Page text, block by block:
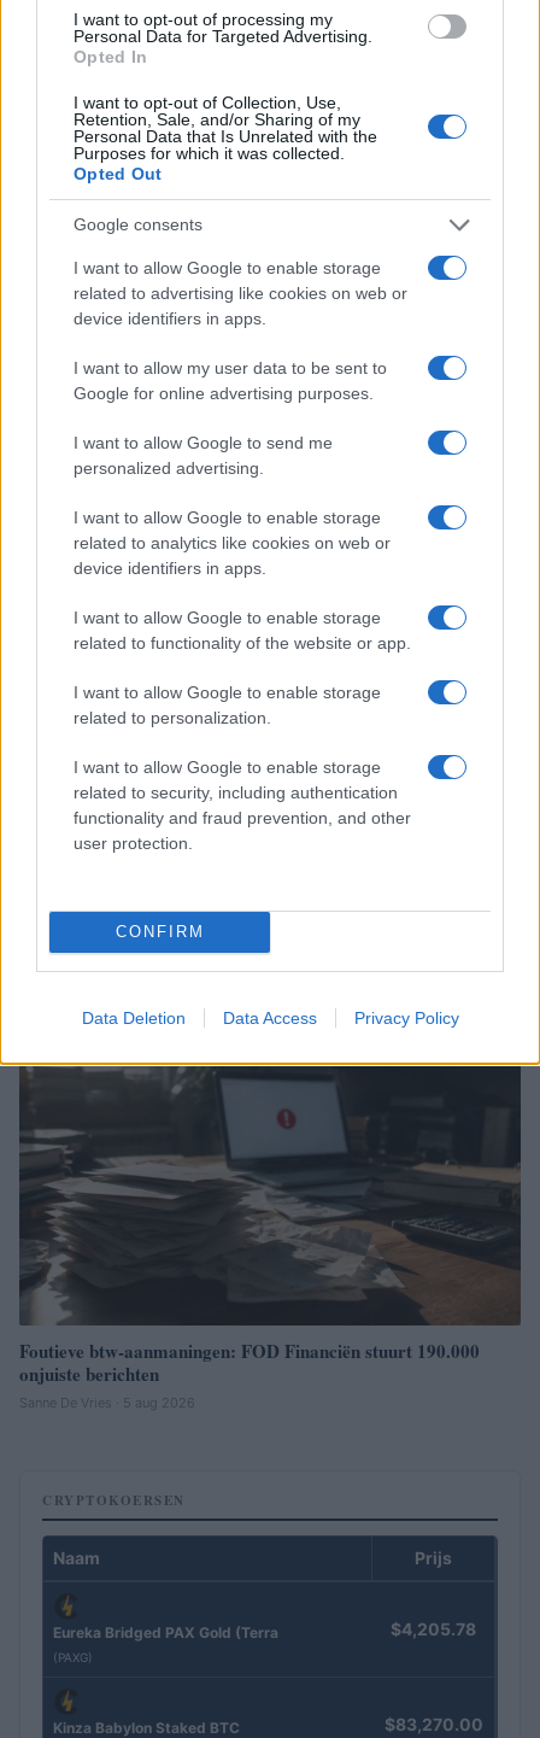
I want to opt-out of processing my
Personal Data for Targeted Advertising.
Opted In
I want to opt-out of Collection, Use,
Retention, Sale, and/or Sharing of my
Personal Data that Is Unrelated with the
Purposes for which it was collected.
Opted Out
Google consents
I want to allow Google to enable storage
related to advertising like cookies on web or
device identifiers in apps.
I want to allow my user data to be sent to
Google for online advertising purposes.
I want to allow Google to send me
personalized advertising.
I want to allow Google to enable storage
related to analytics like cookies on web or
device identifiers in apps.
I want to allow Google to enable storage
related to functionality of the website or app.
I want to allow Google to enable storage
related to personalization.
I want to allow Google to enable storage
related to security, including authentication
functionality and fraud prevention, and other
user protection.
CONFIRM
Data Deletion Data Access Privacy Policy
Verder lezen
FINANCIËN
Sanne De Vries · 9 aug 2026
FINANCIËN
GenZ financieel plan: 50/30/20-budget, noodfonds en
schuldafbouw
FINANCIËN
Foutieve btw-aanmaningen: FOD Financiën stuurt 190.000
onjuiste berichten
Sanne De Vries · 5 aug 2026
CRYPTOKOERSEN
Naam Prijs
Eureka Bridged PAX Gold (Terra
(PAXG)
$4,205.78
Kinza Babylon Staked BTC $83,270.00